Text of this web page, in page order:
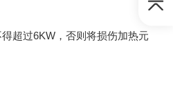
超过6KW，否则将损伤加热元